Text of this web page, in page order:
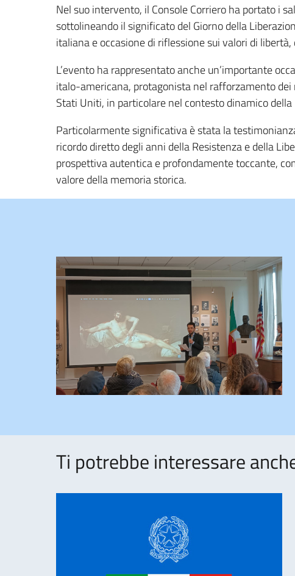
Nel suo intervento, il Console Corriero ha portato i
sottolineando il significato del Giorno della
italiana e occasione di riflessione sui valori di
L’evento ha rappresentato anche un’importante
italo-americana, protagonista nel rafforzamento
Stati Uniti, in particolare nel contesto dinamico della
Particolarmente significativa è stata la
ricordo diretto degli anni della Resistenza e della
prospettiva autentica e profondamente toccante,
valore della memoria storica.
Ti potrebbe interessare